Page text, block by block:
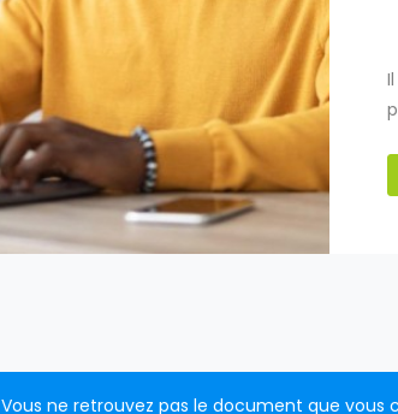
Vous ne retrouvez pas le document que